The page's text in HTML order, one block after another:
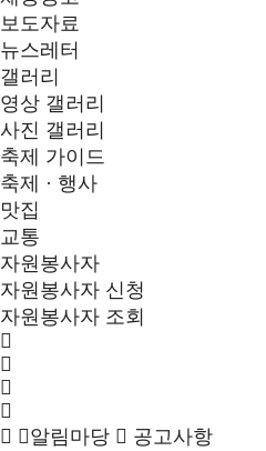
보도자료
뉴스레터
갤러리
영상 갤러리
사진 갤러리
축제 가이드
축제 · 행사
맛집
교통
자원봉사자
자원봉사자 신청
자원봉사자 조회
알림마당
공고사항